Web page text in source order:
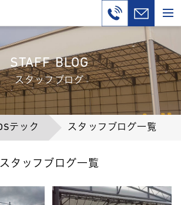
STAFF BLOG
スタッフブログ
テック スタッフブログ一覧
スタッフブログ一覧